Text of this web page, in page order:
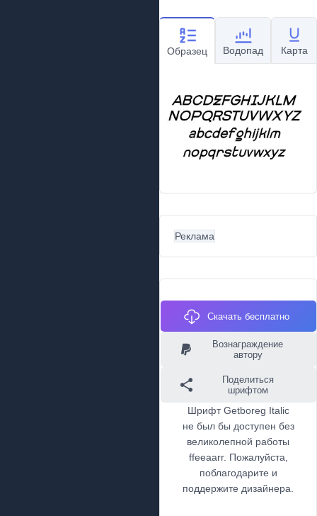
Образец Водопад Карта
Реклама
Скачать бесплатно
Вознаграждение
автору
Поделиться
шрифтом
Шрифт Getboreg Italic
не был бы доступен без
великолепной работы
ffeeaarr. Пожалуйста,
поблагодарите и
поддержите дизайнера.